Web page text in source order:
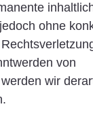
ohne
von
wir